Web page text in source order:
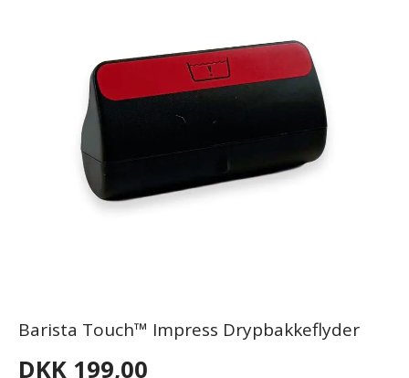
Barista Touch™ Impress Drypbakkeflyder
DKK 199,00